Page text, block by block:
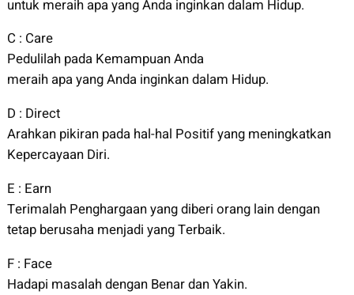
untuk meraih apa yang Anda inginkan dalam Hidup.
C : Care
Pedulilah pada Kemampuan Anda
meraih apa yang Anda inginkan dalam Hidup.
D : Direct
Arahkan pikiran pada hal-hal Positif yang meningkatkan
Kepercayaan Diri.
E : Earn
Terimalah Penghargaan yang diberi orang lain dengan
tetap berusaha menjadi yang Terbaik.
F : Face
Hadapi masalah dengan Benar dan Yakin.